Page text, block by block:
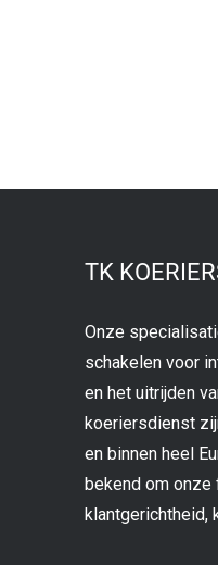
TK
Onze
schakelen voor
en het uitrijden
koeriersdienst
en binnen heel
bekend om
klantgerichtheid,